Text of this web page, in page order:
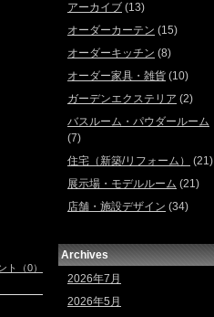
ト（0）
アーカイブ (13)
オーダーカーテン (15)
オーダーキッチン (8)
オーダー家具・雑貨 (10)
ガーデンエクステリア (2)
バスルーム・パウダールーム
(7)
住宅（新築/リフォーム）
(21)
展示場・モデルルーム (21)
店舗・施設デザイン (34)
Archives
2026年7月
2026年5月